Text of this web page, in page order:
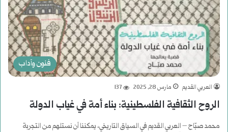
فنون وآداب
العربي القديم مارس 28, 2025 137
الروح الثقافية الفلسطينية: بناء أمة في غياب الدولة
محمد صبّاح – العربي القديم في السياق التاريخي، يمكننا أن نستلهم من التجربة